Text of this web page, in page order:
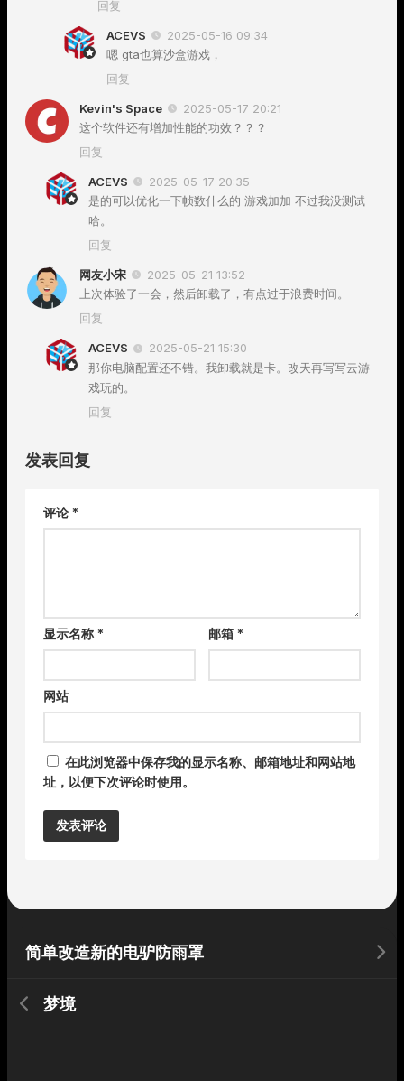
回复
ACEVS
2025-05-16 09:34
嗯 gta也算沙盒游戏，
回复
Kevin's Space
2025-05-17 20:21
这个软件还有增加性能的功效？？？
回复
ACEVS
2025-05-17 20:35
是的可以优化一下帧数什么的 游戏加加 不过我没测试
哈。
回复
网友小宋
2025-05-21 13:52
上次体验了一会，然后卸载了，有点过于浪费时间。
回复
ACEVS
2025-05-21 15:30
那你电脑配置还不错。我卸载就是卡。改天再写写云游
戏玩的。
回复
发表回复
评论 *
显示名称 * 邮箱*
网站
在此浏览器中保存我的显示名称、邮箱地址和网站地
址，以便下次评论时使用。
简单改造新的电驴防雨罩
梦境